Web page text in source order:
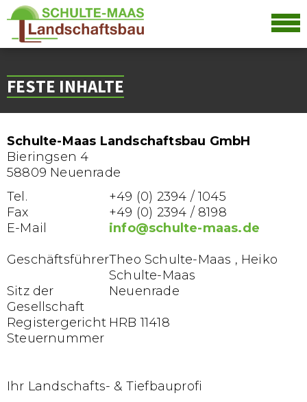
FESTE INHALTE
Schulte-Maas Landschaftsbau GmbH
Bieringsen 4
58809 Neuenrade
Tel.
+49 (0) 2394 / 1045
Fax
+49 (0) 2394 / 8198
E-Mail
info@schulte-maas.de
GeschäftsführerTheo Schulte-Maas , Heiko
Schulte-Maas
Sitz der
Gesellschaft
Neuenrade
Registergericht HRB 11418
Steuernummer
Ihr Landschafts- & Tiefbauprofi